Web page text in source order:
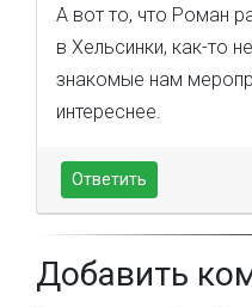
А вот то, что Роман
в Хельсинки, как-то
знакомые нам
интереснее.
Ответить
Добавить